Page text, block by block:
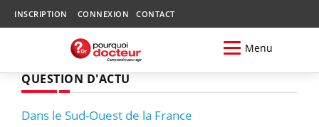
INSCRIPTION CONNEXION CONTACT
Menu
QUESTION D'ACTU
Dans le Sud-Ouest de la France